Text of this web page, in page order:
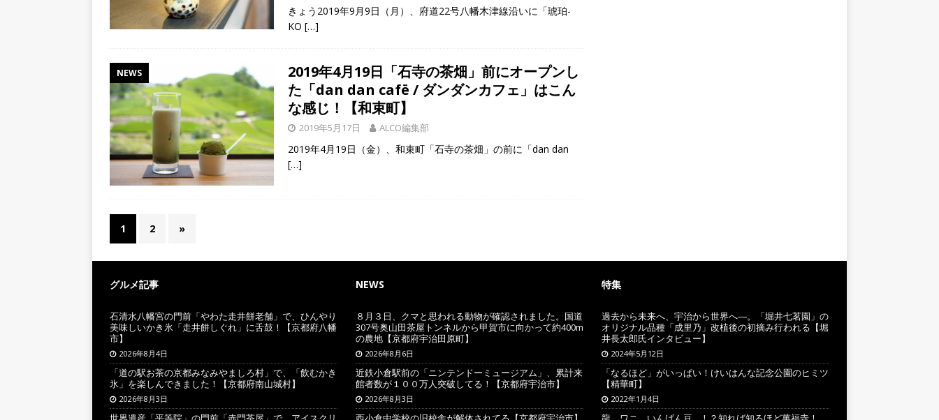
きょう2019年9月9日（月）、府道22号八幡木津線沿いに「琥珀-
KO […]
NEWS
2019年4月19日「石寺の茶畑」前にオープンし
た「dan dan cafë / ダンダンカフェ」はこん
な感じ！【和束町】
2019年5月17日 ALCO編集部
2019年4月19日（金）、和束町「石寺の茶畑」の前に「dan dan
[…]
1 2 »
グルメ記事
石清水八幡宮の門前「やわた走井餅老舗」で、ひんやり
美味しいかき氷「走井餅しぐれ」に舌鼓！【京都府八幡
市】
2026年8月4日
「道の駅お茶の京都みなみやましろ村」で、「飲むかき
氷」を楽しんできました！【京都府南山城村】
2026年8月3日
NEWS
８月３日、クマと思われる動物が確認されました。国道
307号奥山田茶屋トンネルから甲賀市に向かって約400m
の農地【京都府宇治田原町】
2026年8月6日
近鉄小倉駅前の「ニンテンドーミュージアム」、累計来
館者数が１００万人突破してる！【京都府宇治市】
2026年8月3日
特集
過去から未来へ、宇治から世界へ―。「堀井七茗園」の
オリジナル品種「成里乃」改植後の初摘み行われる【堀
井長太郎氏インタビュー】
2024年5月12日
「なるほど」がいっぱい！けいはんな記念公園のヒミツ
【精華町】
2022年1月4日